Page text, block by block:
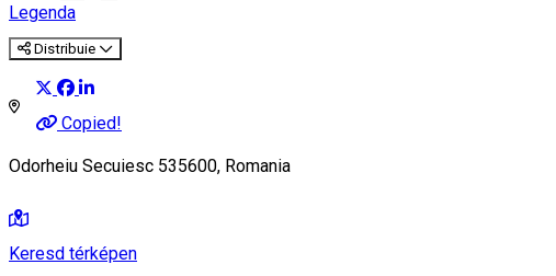
Legenda
Distribuie
Copied!
Odorheiu Secuiesc 535600, Romania
Keresd térképen